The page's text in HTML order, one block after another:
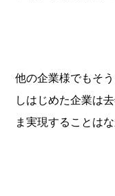
他の企業様でもそ
しはじめた企業は
ま実現することは